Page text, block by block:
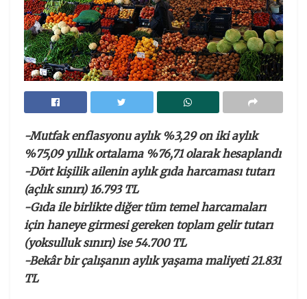
-Mutfak enflasyonu aylık %3,29 on iki aylık
%75,09 yıllık ortalama %76,71 olarak hesaplandı
-Dört kişilik ailenin aylık gıda harcaması tutarı
(açlık sınırı) 16.793 TL
-Gıda ile birlikte diğer tüm temel harcamaları
için haneye girmesi gereken toplam gelir tutarı
(yoksulluk sınırı) ise 54.700 TL
-Bekâr bir çalışanın aylık yaşama maliyeti 21.831
TL